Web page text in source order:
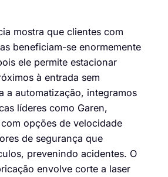
mostra que clientes com
beneficiam-se enormemente
ele permite estacionar
à entrada sem
a automatização, integramos
líderes como Garen,
opções de velocidade
de segurança que
prevenindo acidentes. O
envolve corte a laser